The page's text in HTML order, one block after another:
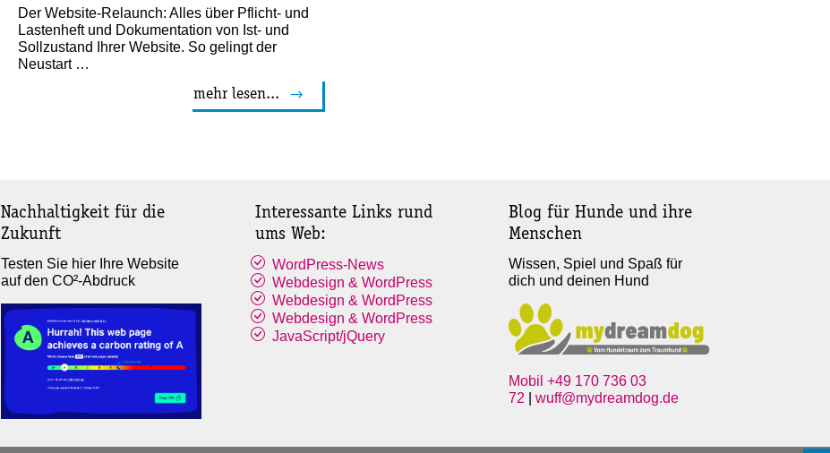
Der Website-Relaunch: Alles über Pflicht- und
Lastenheft und Dokumentation von Ist- und
Sollzustand Ihrer Website. So gelingt der
Neustart …
mehr lesen...
Nachhaltigkeit für die
Zukunft
Testen Sie hier Ihre Website
auf den CO²-Abdruck
Interessante Links rund
ums Web:
WordPress-News
Webdesign & WordPress
Webdesign & WordPress
Webdesign & WordPress
JavaScript/jQuery
Blog für Hunde und ihre
Menschen
Wissen, Spiel und Spaß für
dich und deinen Hund
Mobil +49 170 736 03
72
wuff@mydreamdog.de